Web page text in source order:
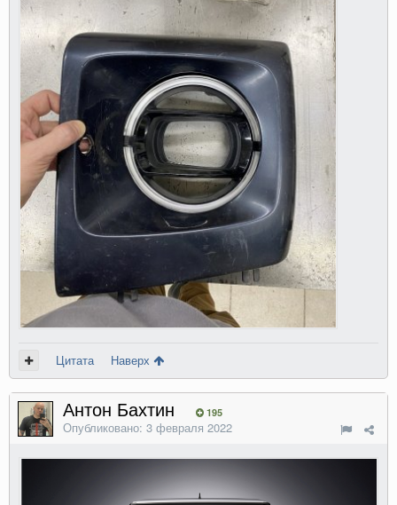
Цитата Наверх
Антон Бахтин 195
Опубликовано: 3 февраля 2022